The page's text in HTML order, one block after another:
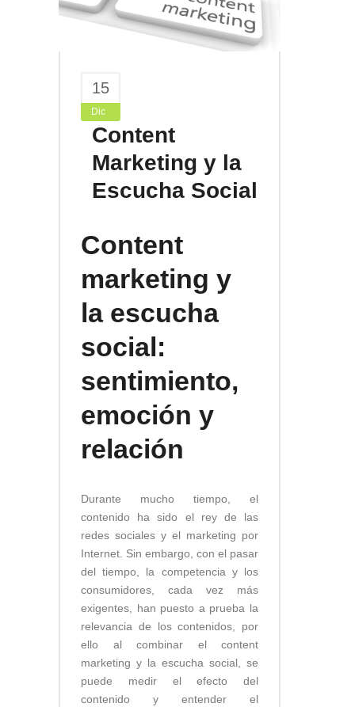
15
Dic
Content
Marketing y la
Escucha Social
Content
marketing y
la escucha
social:
sentimiento,
emoción y
relación
Durante mucho tiempo, el
contenido ha sido el rey de las
redes sociales y el marketing por
Internet. Sin embargo, con el pasar
del tiempo, la competencia y los
consumidores, cada vez más
exigentes, han puesto a prueba la
relevancia de los contenidos, por
ello al combinar el content
marketing y la escucha social, se
puede medir el efecto del
contenido y entender el